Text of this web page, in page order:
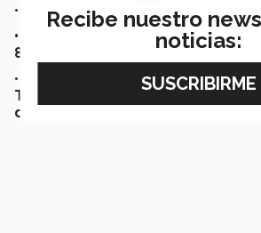
• O telefónicamente llamando a:
• Unidad de Vigilancia
812.355.9928
• Para temas de salud a la línea de
TQueremos 800.813.9500 con
días del año.
Recibe nuestro
noticias: